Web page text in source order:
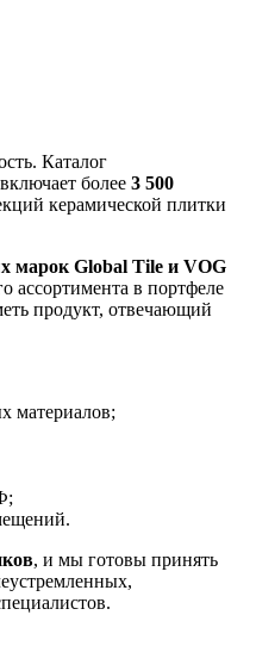
Каталог
более 3 500
керамической плитки
марок Global Tile и VOG
ассортимента в портфеле
продукт, отвечающий
материалов;
, и мы готовы принять